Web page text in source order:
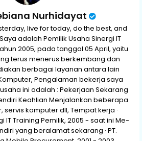
Nurhidayat
live for today, do the best, and
adalah Pemilik Usaha Sinergi IT
2005, pada tanggal 05 April, yaitu
terus menerus berkembang dan
berbagai layanan antara lain
Pengalaman bekerja saya
ini adalah : Pekerjaan Sekarang
Keahlian Menjalankan beberapa
komputer dll, Tempat kerja ·
IT Training Pemilik, 2005 - saat ini Me-
yang beralamat sekarang · PT.